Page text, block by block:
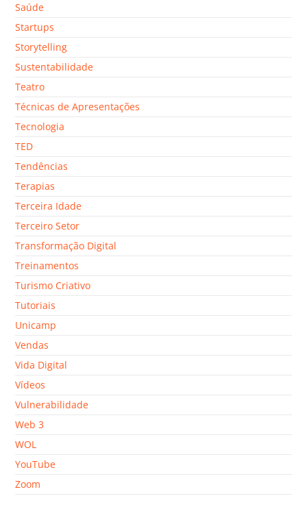
Saúde
Startups
Storytelling
Sustentabilidade
Teatro
Técnicas de Apresentações
Tecnologia
TED
Tendências
Terapias
Terceira Idade
Terceiro Setor
Transformação Digital
Treinamentos
Turismo Criativo
Tutoriais
Unicamp
Vendas
Vida Digital
Vídeos
Vulnerabilidade
Web 3
WOL
YouTube
Zoom